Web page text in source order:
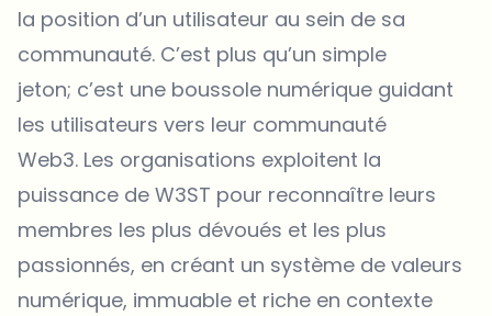
la position d’un utilisateur au sein de sa
communauté. C’est plus qu’un simple
jeton; c’est une boussole numérique guidant
les utilisateurs vers leur communauté
Web3. Les organisations exploitent la
puissance de W3ST pour reconnaître leurs
membres les plus dévoués et les plus
passionnés, en créant un système de valeurs
numérique, immuable et riche en contexte